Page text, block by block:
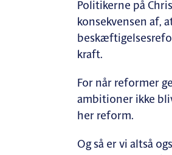
Politikerne på
konsekvensen af,
kraft.
For når reformer
ambitioner ikke
her reform.
Og så er vi altså